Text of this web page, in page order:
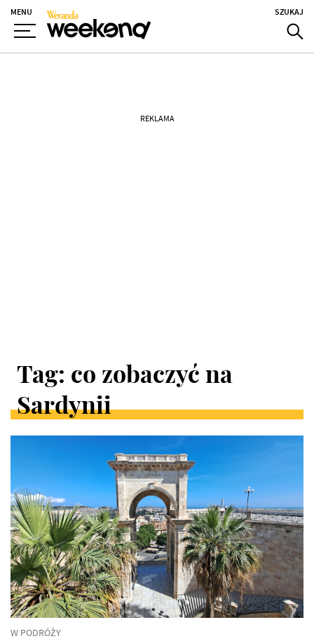
MENU SZUKAJ
REKLAMA
Tag: co zobaczyć na
Sardynii
ARTYKUŁY
W
KATEGORII
W PODRÓŻY